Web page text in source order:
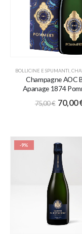
BOLLICINE E SPUMANTI
Champagne AOC
Apanage 1874
75,00€ 70,00
-9%